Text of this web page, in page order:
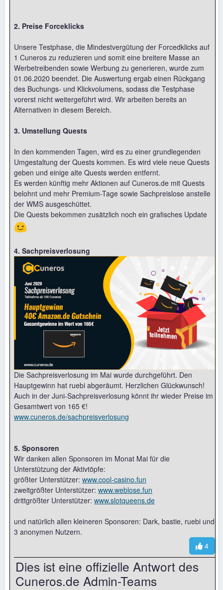
2. Preise Forceklicks
Unsere Testphase, die Mindestvergütung der Forcedklicks auf
1 Cuneros zu reduzieren und somit eine breitere Masse an
Werbetreibenden sowie Werbung zu generieren, wurde zum
01.06.2020 beendet. Die Auswertung ergab einen Rückgang
des Buchungs- und Klickvolumens, sodass die Testphase
vorerst nicht weitergeführt wird. Wir arbeiten bereits an
Alternativen in diesem Bereich.
3. Umstellung Quests
In den kommenden Tagen, wird es zu einer grundlegenden
Umgestaltung der Quests kommen. Es wird viele neue Quests
geben und einige alte Quests werden entfernt.
Es werden künftig mehr Aktionen auf Cuneros.de mit Quests
belohnt und mehr Premium-Tage sowie Sachpreislose anstelle
der WMS ausgeschüttet.
Die Quests bekommen zusätzlich noch ein grafisches Update
😉
4. Sachpreisverlosung
Die Sachpreisverlosung im Mai wurde durchgeführt. Den
Hauptgewinn hat ruebi abgeräumt. Herzlichen Glückwunsch!
Auch in der Juni-Sachpreisverlosung könnt ihr wieder Preise im
Gesamtwert von 165 €!
www.cuneros.de/sachpreisverlosung
5. Sponsoren
Wir danken allen Sponsoren im Monat Mai für die
Unterstützung der Aktivtöpfe:
größter Unterstützer: www.cool-casino.fun
zweitgrößter Unterstützer: www.weblose.fun
drittgrößter Unterstützer: www.slotqueens.de
und natürlich allen kleineren Sponsoren: Dark, bastie, ruebi und
3 anonymen Nutzern.
4
Dies ist eine offizielle Antwort des
Cuneros.de Admin-Teams